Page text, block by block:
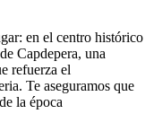
en el centro histórico
Capdepera, una
refuerza el
Te aseguramos que
la época